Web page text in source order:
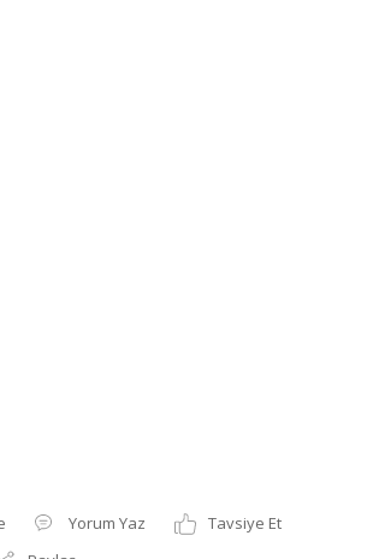
Yorum Yaz
Tavsiye Et